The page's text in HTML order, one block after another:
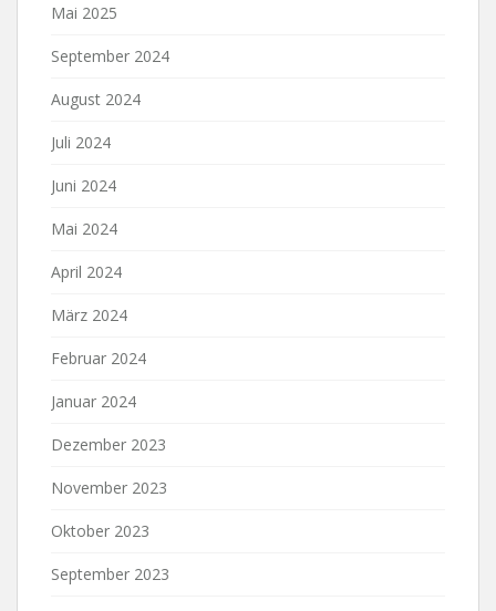
Mai 2025
September 2024
August 2024
Juli 2024
Juni 2024
Mai 2024
April 2024
März 2024
Februar 2024
Januar 2024
Dezember 2023
November 2023
Oktober 2023
September 2023